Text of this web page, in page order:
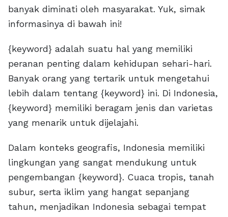
banyak diminati oleh masyarakat. Yuk, simak
informasinya di bawah ini!
{keyword} adalah suatu hal yang memiliki
peranan penting dalam kehidupan sehari-hari.
Banyak orang yang tertarik untuk mengetahui
lebih dalam tentang {keyword} ini. Di Indonesia,
{keyword} memiliki beragam jenis dan varietas
yang menarik untuk dijelajahi.
Dalam konteks geografis, Indonesia memiliki
lingkungan yang sangat mendukung untuk
pengembangan {keyword}. Cuaca tropis, tanah
subur, serta iklim yang hangat sepanjang
tahun, menjadikan Indonesia sebagai tempat